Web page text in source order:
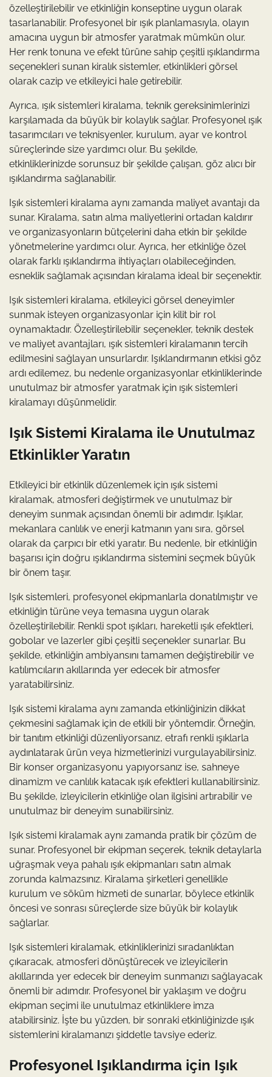
özelleştirilebilir ve etkinliğin konseptine uygun olarak
tasarlanabilir. Profesyonel bir ışık planlamasıyla, olayın
amacına uygun bir atmosfer yaratmak mümkün olur.
Her renk tonuna ve efekt türüne sahip çeşitli ışıklandırma
seçenekleri sunan kiralık sistemler, etkinlikleri görsel
olarak cazip ve etkileyici hale getirebilir.
Ayrıca, ışık sistemleri kiralama, teknik gereksinimlerinizi
karşılamada da büyük bir kolaylık sağlar. Profesyonel ışık
tasarımcıları ve teknisyenler, kurulum, ayar ve kontrol
süreçlerinde size yardımcı olur. Bu şekilde,
etkinliklerinizde sorunsuz bir şekilde çalışan, göz alıcı bir
ışıklandırma sağlanabilir.
Işık sistemleri kiralama aynı zamanda maliyet avantajı da
sunar. Kiralama, satın alma maliyetlerini ortadan kaldırır
ve organizasyonların bütçelerini daha etkin bir şekilde
yönetmelerine yardımcı olur. Ayrıca, her etkinliğe özel
olarak farklı ışıklandırma ihtiyaçları olabileceğinden,
esneklik sağlamak açısından kiralama ideal bir seçenektir.
Işık sistemleri kiralama, etkileyici görsel deneyimler
sunmak isteyen organizasyonlar için kilit bir rol
oynamaktadır. Özelleştirilebilir seçenekler, teknik destek
ve maliyet avantajları, ışık sistemleri kiralamanın tercih
edilmesini sağlayan unsurlardır. Işıklandırmanın etkisi göz
ardı edilemez, bu nedenle organizasyonlar etkinliklerinde
unutulmaz bir atmosfer yaratmak için ışık sistemleri
kiralamayı düşünmelidir.
Işık Sistemi Kiralama ile Unutulmaz
Etkinlikler Yaratın
Etkileyici bir etkinlik düzenlemek için ışık sistemi
kiralamak, atmosferi değiştirmek ve unutulmaz bir
deneyim sunmak açısından önemli bir adımdır. Işıklar,
mekanlara canlılık ve enerji katmanın yanı sıra, görsel
olarak da çarpıcı bir etki yaratır. Bu nedenle, bir etkinliğin
başarısı için doğru ışıklandırma sistemini seçmek büyük
bir önem taşır.
Işık sistemleri, profesyonel ekipmanlarla donatılmıştır ve
etkinliğin türüne veya temasına uygun olarak
özelleştirilebilir. Renkli spot ışıkları, hareketli ışık efektleri,
gobolar ve lazerler gibi çeşitli seçenekler sunarlar. Bu
şekilde, etkinliğin ambiyansını tamamen değiştirebilir ve
katılımcıların akıllarında yer edecek bir atmosfer
yaratabilirsiniz.
Işık sistemi kiralama aynı zamanda etkinliğinizin dikkat
çekmesini sağlamak için de etkili bir yöntemdir. Örneğin,
bir tanıtım etkinliği düzenliyorsanız, etrafı renkli ışıklarla
aydınlatarak ürün veya hizmetlerinizi vurgulayabilirsiniz.
Bir konser organizasyonu yapıyorsanız ise, sahneye
dinamizm ve canlılık katacak ışık efektleri kullanabilirsiniz.
Bu şekilde, izleyicilerin etkinliğe olan ilgisini artırabilir ve
unutulmaz bir deneyim sunabilirsiniz.
Işık sistemi kiralamak aynı zamanda pratik bir çözüm de
sunar. Profesyonel bir ekipman seçerek, teknik detaylarla
uğraşmak veya pahalı ışık ekipmanları satın almak
zorunda kalmazsınız. Kiralama şirketleri genellikle
kurulum ve söküm hizmeti de sunarlar, böylece etkinlik
öncesi ve sonrası süreçlerde size büyük bir kolaylık
sağlarlar.
Işık sistemleri kiralamak, etkinliklerinizi sıradanlıktan
çıkaracak, atmosferi dönüştürecek ve izleyicilerin
akıllarında yer edecek bir deneyim sunmanızı sağlayacak
önemli bir adımdır. Profesyonel bir yaklaşım ve doğru
ekipman seçimi ile unutulmaz etkinliklere imza
atabilirsiniz. İşte bu yüzden, bir sonraki etkinliğinizde ışık
sistemlerini kiralamanızı şiddetle tavsiye ederiz.
Profesyonel Işıklandırma için Işık